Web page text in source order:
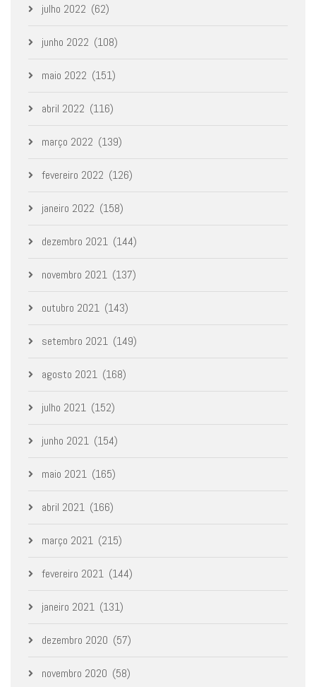
julho 2022 (62)
junho 2022 (108)
maio 2022 (151)
abril 2022 (116)
março 2022 (139)
fevereiro 2022 (126)
janeiro 2022 (158)
dezembro 2021 (144)
novembro 2021 (137)
outubro 2021 (143)
setembro 2021 (149)
agosto 2021 (168)
julho 2021 (152)
junho 2021 (154)
maio 2021 (165)
abril 2021 (166)
março 2021 (215)
fevereiro 2021 (144)
janeiro 2021 (131)
dezembro 2020 (57)
novembro 2020 (58)